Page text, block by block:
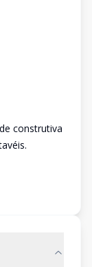
construtiva